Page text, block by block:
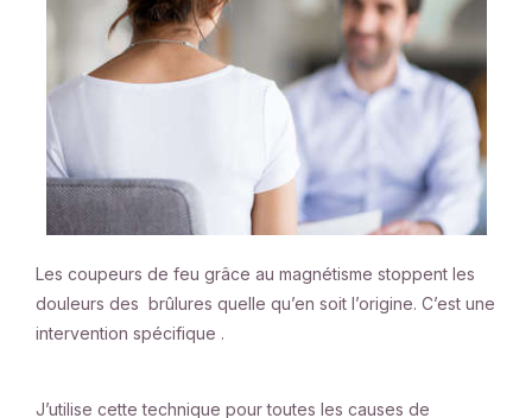
Les coupeurs de feu grâce au magnétisme stoppent les
douleurs des brûlures quelle qu’en soit l’origine. C’est une
intervention spécifique .
J’utilise cette technique pour toutes les causes de